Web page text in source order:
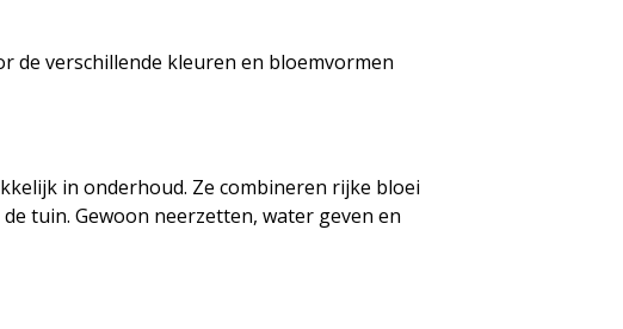
de verschillende kleuren en bloemvormen
in onderhoud. Ze combineren rijke bloei
tuin. Gewoon neerzetten, water geven en